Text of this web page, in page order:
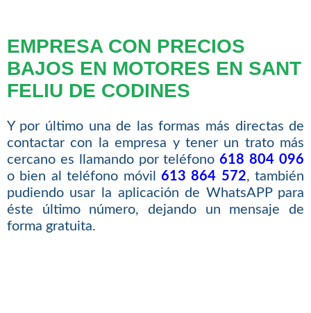
EMPRESA CON PRECIOS
BAJOS EN MOTORES EN SANT
FELIU DE CODINES
Y por último una de las formas más directas de
contactar con la empresa y tener un trato más
cercano es llamando por teléfono618 804 096
o bien al teléfono móvil 613 864 572, también
pudiendo usar la aplicación de WhatsAPP para
éste último número, dejando un mensaje de
forma gratuita.